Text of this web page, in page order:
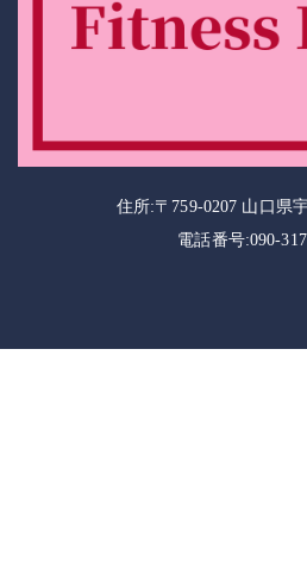
住所:〒759-0207 山口県
電話番号:090-